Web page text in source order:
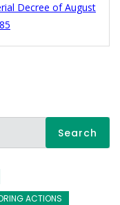
Decree of August
ACTIONS